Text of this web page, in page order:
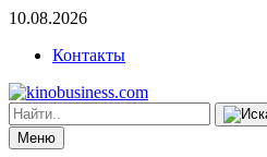
10.08.2026
Контакты
Меню